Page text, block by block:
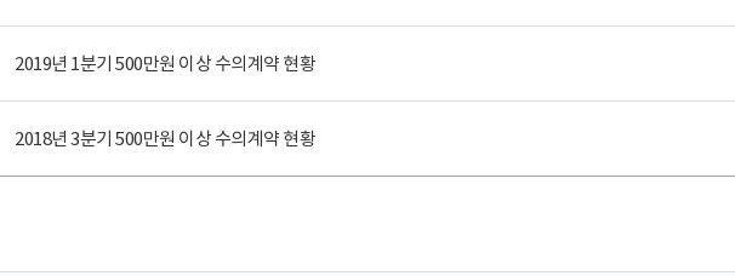
2019년 1분기 500만원 이상 수의계약 현황
2018년 3분기 500만원 이상 수의계약 현황